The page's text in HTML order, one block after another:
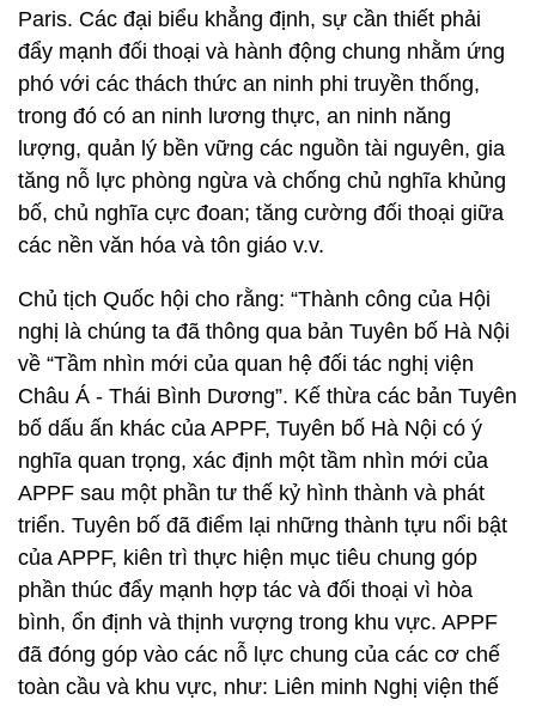
Paris. Các đại biểu khẳng định, sự cần thiết phải
đẩy mạnh đối thoại và hành động chung nhằm ứng
phó với các thách thức an ninh phi truyền thống,
trong đó có an ninh lương thực, an ninh năng
lượng, quản lý bền vững các nguồn tài nguyên, gia
tăng nỗ lực phòng ngừa và chống chủ nghĩa khủng
bố, chủ nghĩa cực đoan; tăng cường đối thoại giữa
các nền văn hóa và tôn giáo v.v.
Chủ tịch Quốc hội cho rằng: “Thành công của Hội
nghị là chúng ta đã thông qua bản Tuyên bố Hà Nội
về “Tầm nhìn mới của quan hệ đối tác nghị viện
Châu Á - Thái Bình Dương”. Kế thừa các bản Tuyên
bố dấu ấn khác của APPF, Tuyên bố Hà Nội có ý
nghĩa quan trọng, xác định một tầm nhìn mới của
APPF sau một phần tư thế kỷ hình thành và phát
triển. Tuyên bố đã điểm lại những thành tựu nổi bật
của APPF, kiên trì thực hiện mục tiêu chung góp
phần thúc đẩy mạnh hợp tác và đối thoại vì hòa
bình, ổn định và thịnh vượng trong khu vực. APPF
đã đóng góp vào các nỗ lực chung của các cơ chế
toàn cầu và khu vực, như: Liên minh Nghị viện thế